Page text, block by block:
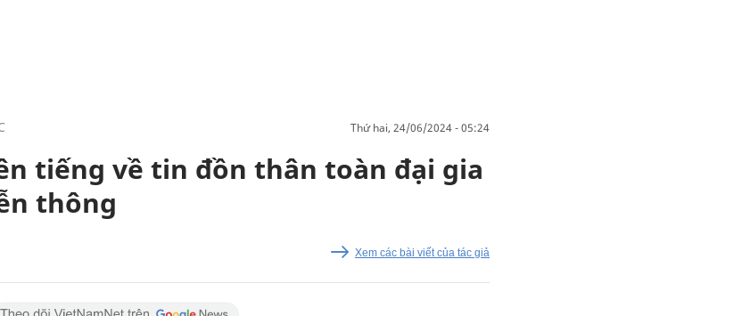
thứ hai, 24/06/2024 - 05:24
tiếng về tin đồn thân toàn đại gia
thông
Xem các bài viết của tác giả